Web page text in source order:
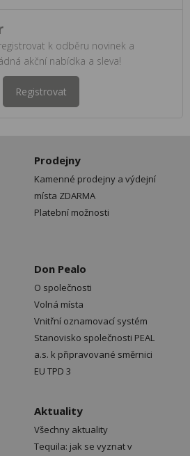
k odběru novinek a
akční nabídka a sleva!
Registrovat
Prodejny
Kamenné prodejny a výdejní
místa ZDARMA
Platební možnosti
Don Pealo
O společnosti
Volná místa
Vnitřní oznamovací systém
Stanovisko společnosti PEAL
a.s. k připravované směrnici
EU TPD 3
Aktuality
Všechny aktuality
Tequila: jak se vyznat v